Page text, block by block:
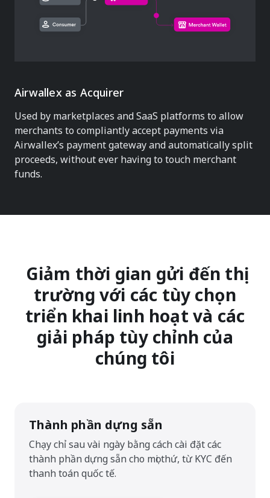
Airwallex as Acquirer
Used by marketplaces and SaaS platforms to allow
merchants to compliantly accept payments via
Airwallex’s payment gateway and automatically split
proceeds, without ever having to touch merchant
funds.
Giảm thời gian gửi đến thị
trường với các tùy chọn
triển khai linh hoạt và các
giải pháp tùy chỉnh của
chúng tôi
Thành phần dựng sẵn
Chạy chỉ sau vài ngày bằng cách cài đặt các
thành phần dựng sẵn cho mọi thứ, từ KYC đến
thanh toán quốc tế.